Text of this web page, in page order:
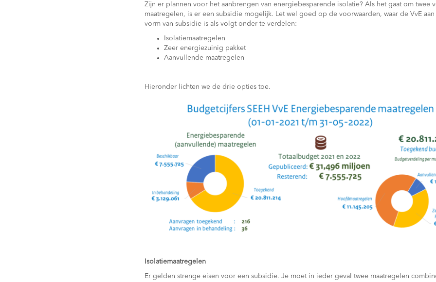
Zijn er plannen voor het aanbrengen van energiebesparende isolatie? Als het gaat om twee
maatregelen, is er een subsidie mogelijk. Let wel goed op de voorwaarden, waar de VvE
vorm van subsidie is als volgt onder te verdelen:
Isolatiemaatregelen
Zeer energiezuinig pakket
Aanvullende maatregelen
Hieronder lichten we de drie opties toe.
Isolatiemaatregelen
Er gelden strenge eisen voor een subsidie. Je moet in ieder geval twee maatregelen